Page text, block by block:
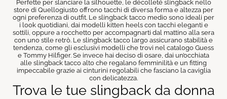
Perfette per slanciare la silhouette, le décolleté slingback nello
store di Quellogiusto offrono tacchi di diversa forma e altezza per
ogni preferenza di outfit. Le slingback tacco medio sono ideali per
i look quotidiani, dai modelli kitten heels con tacchi eleganti e
sottili, oppure a rocchetto per accompagnarti dal mattino alla sera
con uno stile retrò. Le slingback tacco largo assicurano stabilità e
tendenza, come gli esclusivi modelli che trovi nel catalogo Guess
e Tommy Hilfiger. Se invece hai deciso di osare, dai un’occhiata
alle slingback tacco alto che regalano femminilità e un fitting
impeccabile grazie ai cinturini regolabili che fasciano la caviglia
con delicatezza.
Trova le tue slingback da donna